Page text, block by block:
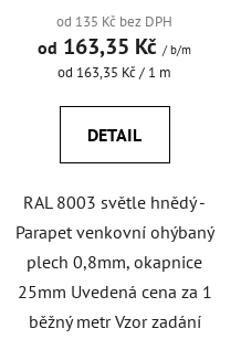
od 135 Kč bez DPH
od 163,35 Kč / b/m
Měrná
od 163,35 Kč / 1 m
DETAIL
RAL 8003 světle hnědý -
Parapet venkovní ohýbaný
plech 0,8mm, okapnice
25mm Uvedená cena za 1
běžný metr Vzor zadání